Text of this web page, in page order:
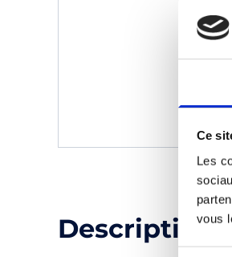
Ce
Les
vous
Description